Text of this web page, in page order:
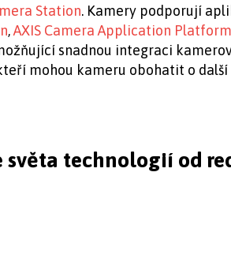
Station. Kamery podporují
,AXIS Camera Application Platform
snadnou integraci
mohou kameru obohatit o
světa technologií od